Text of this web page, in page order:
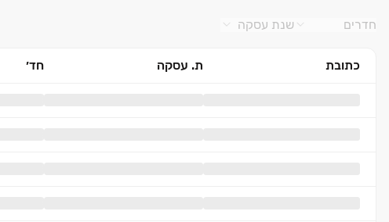
חדרים שנת עסקה
כתובת ת. עסקה חד׳